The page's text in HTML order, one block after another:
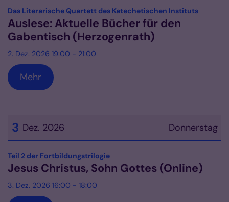
Datum: 2. Dezember 2026
Das Literarische Quartett des Katechetischen Instituts:
Auslese: Aktuelle Bücher für den
Gabentisch (Herzogenrath)
2. Dez. 2026 19:00 - 21:00
Mehr
Donnerstag
3 Dez. 2026
Datum: 3. Dezember 2026
Teil 2 der Fortbildungstrilogie:
Jesus Christus, Sohn Gottes (Online)
3. Dez. 2026 16:00 - 18:00